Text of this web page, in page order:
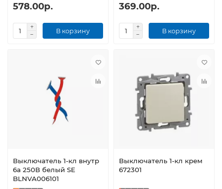
578.00р.
В корзину
369.00р.
В корзину
Выключатель 1-кл внутр
6а 250В белый SE
BLNVA006101
Выключатель 1-кл крем
672301